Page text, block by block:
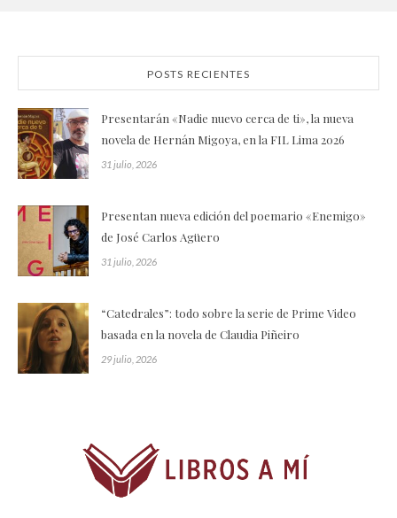
POSTS RECIENTES
Presentarán «Nadie nuevo cerca de ti», la nueva
novela de Hernán Migoya, en la FIL Lima 2026
31 julio, 2026
Presentan nueva edición del poemario «Enemigo»
de José Carlos Agüero
31 julio, 2026
“Catedrales”: todo sobre la serie de Prime Video
basada en la novela de Claudia Piñeiro
29 julio, 2026